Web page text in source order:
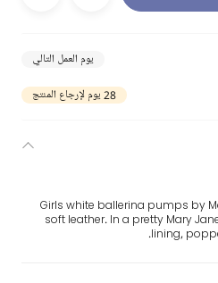
يوم العمل التالي
28 يوم لإرجاع المنتج
Girls white ballerina pumps by
soft leather. In a pretty Mary
lining,